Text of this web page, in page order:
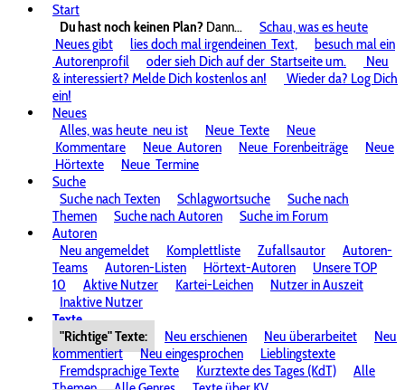
Start
Du hast noch keinen Plan? Dann...
Schau, was es heute
Neues gibt
lies doch mal irgendeinen Text,
besuch mal ein
Autorenprofil
oder sieh Dich auf der Startseite um.
Neu
& interessiert? Melde Dich kostenlos an!
Wieder da? Log Dich
ein!
Neues
Alles, was heute neu ist Neue Texte
Neue
Kommentare
Neue Autoren Neue Forenbeiträge
Neue
Hörtexte
Neue Termine
Suche
Suche nach Texten
Schlagwortsuche
Suche nach
Themen
Suche nach Autoren
Suche im Forum
Autoren
Neu angemeldet
Komplettliste Zufallsautor
Autoren-
Teams
Autoren-Listen Hörtext-Autoren
Unsere TOP
10
Aktive Nutzer Kartei-Leichen
Nutzer in Auszeit
Inaktive Nutzer
Texte
"Richtige" Texte:
Neu erschienen Neu überarbeitet
Neu
kommentiert
Neu eingesprochen
Lieblingstexte
Fremdsprachige Texte
Kurztexte des Tages (KdT)
Alle